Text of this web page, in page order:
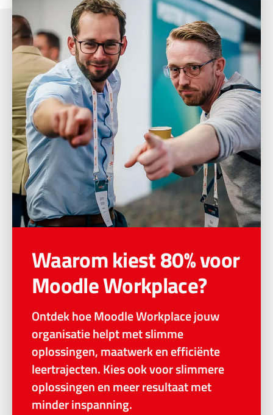
Waarom kiest 80% voor
Moodle Workplace?
Ontdek hoe Moodle Workplace jouw
organisatie helpt met slimme
oplossingen, maatwerk en efficiënte
leertrajecten. Kies ook voor slimmere
oplossingen en meer resultaat met
minder inspanning.